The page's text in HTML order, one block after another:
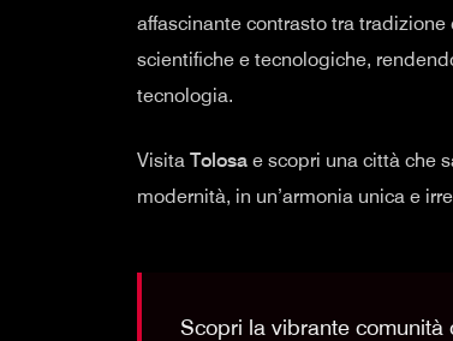
affascinante contrasto tra
scientifiche e tecnologiche,
tecnologia.
Visita Tolosa e scopri una città che
modernità, in un’armonia unica e
Scopri la vibrante